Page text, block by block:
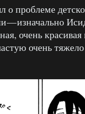
проблеме
— изначально
очень
очень